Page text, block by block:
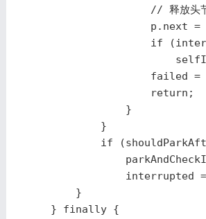
// 释放头
p.next =
if
failed =
                    return;
                }
            }
if
interrupted
        }
    } finally {